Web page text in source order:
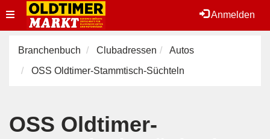
Anmelden
Toggle
navigation
Branchenbuch Clubadressen
Autos
OSS Oldtimer-Stammtisch-Süchteln
OSS Oldtimer-